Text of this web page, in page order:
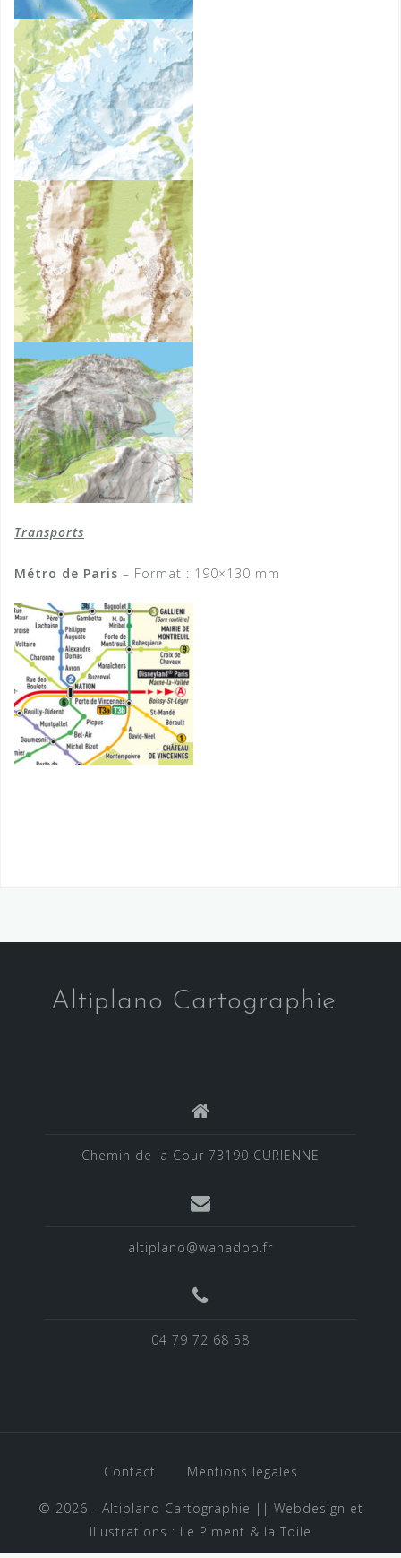
Transports
Métro de Paris – Format : 190×130 mm
Altiplano Cartographie
Chemin de la Cour 73190 CURIENNE
altiplano@wanadoo.fr
04 79 72 68 58
Contact Mentions légales
© 2026 - Altiplano Cartographie || Webdesign et
Illustrations : Le Piment & la Toile